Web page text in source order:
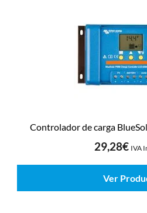
Controlador de carga
29,28€ IVA
Ver